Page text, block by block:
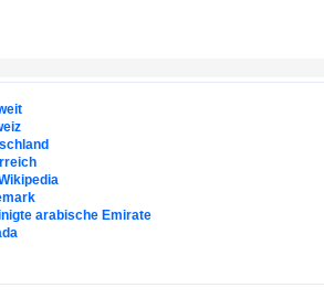
arabische Emirate